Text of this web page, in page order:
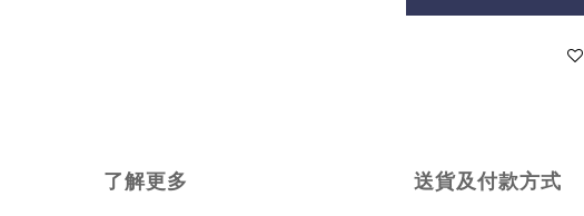
了解更多 送貨及付款方式